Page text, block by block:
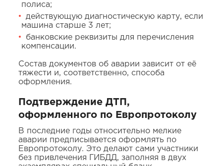
полиса;
действующую диагностическую карту, если
машина старше 3 лет;
банковские реквизиты для перечисления
компенсации.
Состав документов об аварии зависит от её
тяжести и, соответственно, способа
оформления.
Подтверждение ДТП,
оформленного по Европротоколу
В последние годы относительно мелкие
аварии предписывается оформлять по
Европротоколу. Это делают сами участники
без привлечения ГИБДД, заполняя в двух